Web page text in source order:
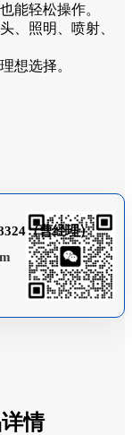
能轻松操作。
、照明、喷射、
想选择。
（曹经理）
情